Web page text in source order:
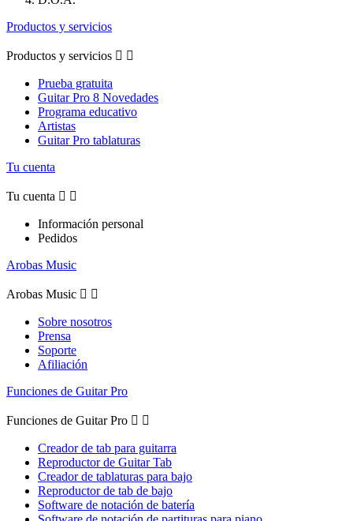
Productos y servicios
Productos y servicios  
Prueba gratuita
Guitar Pro 8 Novedades
Programa educativo
Artistas
Guitar Pro tablaturas
Tu cuenta
Tu cuenta  
Información personal
Pedidos
Arobas Music
Arobas Music  
Sobre nosotros
Prensa
Soporte
Afiliación
Funciones de Guitar Pro
Funciones de Guitar Pro  
Creador de tab para guitarra
Reproductor de Guitar Tab
Creador de tablaturas para bajo
Reproductor de tab de bajo
Software de notación de batería